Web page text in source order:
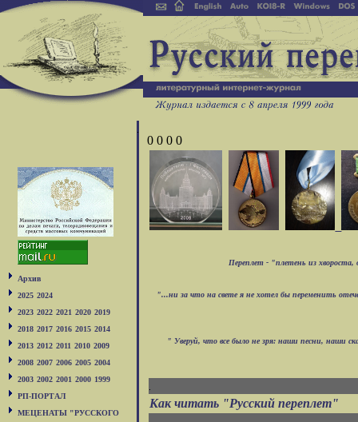
Архив
2025 2024
2023 2022 2021 2020 2019
2018 2017 2016 2015 2014
2013 2012 2011 2010 2009
2008 2007 2006 2005 2004
2003 2002 2001 2000 1999
РП-ПОРТАЛ
МЕЦЕНАТЫ "РУССКОГО
0 0 0 0
Переплет - "плетень из хвороста,
"...ни за что на свете я не хотел бы переменить
" Уверуй, что все было не зря: наши песни, наши
Как читать "Русский переплет"